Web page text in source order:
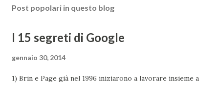
Post popolari in questo blog
I 15 segreti di Google
gennaio 30, 2014
1) Brin e Page già nel 1996 iniziarono a lavorare insieme a